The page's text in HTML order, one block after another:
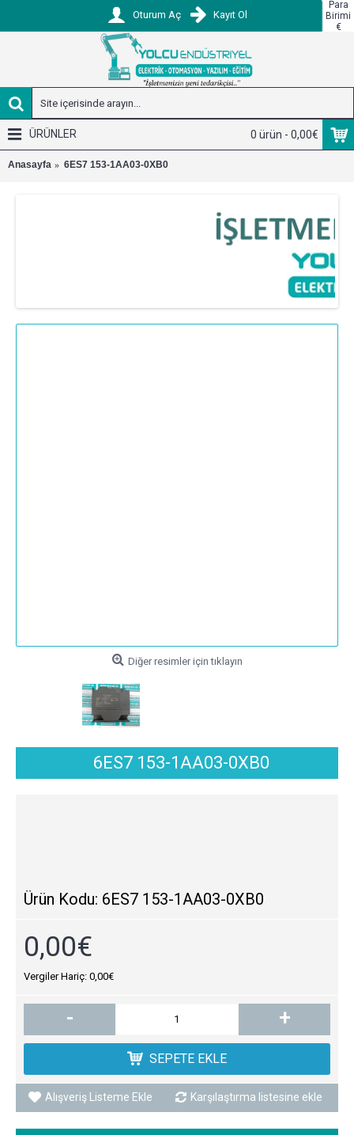
Para
Birimi
€
Oturum Aç Kayıt Ol
0 ürün - 0,00€
ÜRÜNLER
Anasayfa 6ES7 153-1AA03-0XB0
Diğer resimler için tıklayın
6ES7 153-1AA03-0XB0
Ürün Kodu: 6ES7 153-1AA03-0XB0
0,00€
Vergiler Hariç: 0,00€
- +
SEPETE EKLE
Alışveriş Listeme Ekle Karşılaştırma listesine ekle